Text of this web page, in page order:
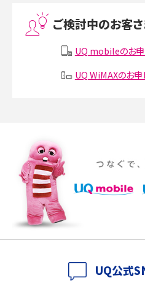
Instagram（インスタグラム）でスクショす
SMSとは？料金やできること、注意点や
iPhone 16eとiPhone SE（第3世代）の違
iPhone 16eとiPhone 14を徹底比較！スペ
iPhone 16シリーズのモデルを比較！価格
iPhone 16とiPhone 15の違いは？カメラ
ご検討中のお客
UQ mobileのお申
UQ WiMAXのお申
UQ公式